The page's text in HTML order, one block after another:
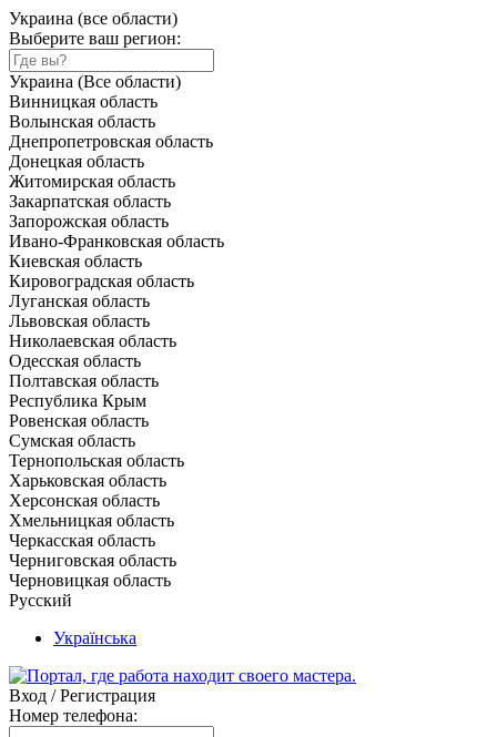
Украина (все области)
Выберите ваш регион:
Украина (Все области)
Винницкая область
Волынская область
Днепропетровская область
Донецкая область
Житомирская область
Закарпатская область
Запорожская область
Ивано-Франковская область
Киевская область
Кировоградская область
Луганская область
Львовская область
Николаевская область
Одесская область
Полтавская область
Республика Крым
Ровенская область
Сумская область
Тернопольская область
Харьковская область
Херсонская область
Хмельницкая область
Черкасская область
Черниговская область
Черновицкая область
Русский
Українська
Вход / Регистрация
Номер телефона: